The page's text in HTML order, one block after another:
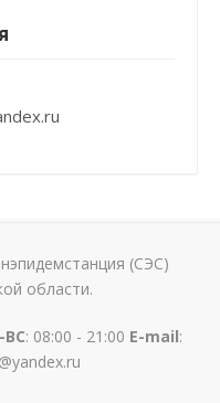
(СЭС)
области.
ВС: 08:00 - 21:00 E-mail: